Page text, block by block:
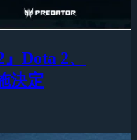
Dota 2、
決定